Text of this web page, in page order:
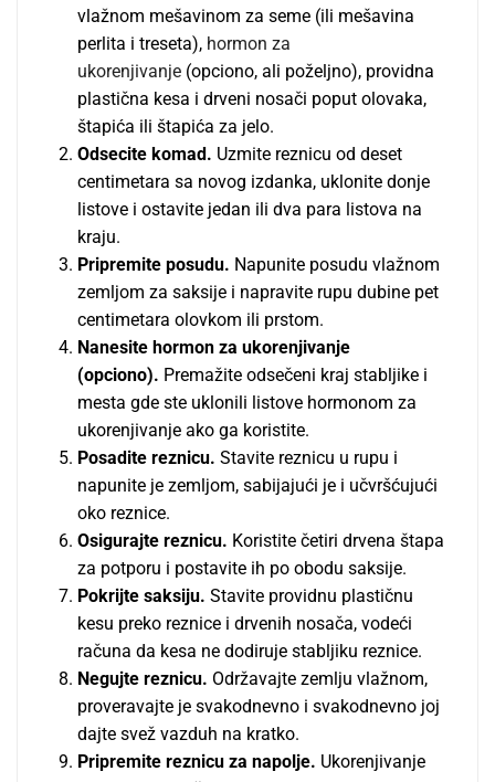
vlažnom mešavinom za seme (ili mešavina
perlita i treseta), hormon za
ukorenjivanje (opciono, ali poželjno), providna
plastična kesa i drveni nosači poput olovaka,
štapića ili štapića za jelo.
Odsecite komad. Uzmite reznicu od deset
centimetara sa novog izdanka, uklonite donje
listove i ostavite jedan ili dva para listova na
kraju.
Pripremite posudu. Napunite posudu vlažnom
zemljom za saksije i napravite rupu dubine pet
centimetara olovkom ili prstom.
Nanesite hormon za ukorenjivanje
(opciono). Premažite odsečeni kraj stabljike i
mesta gde ste uklonili listove hormonom za
ukorenjivanje ako ga koristite.
Posadite reznicu. Stavite reznicu u rupu i
napunite je zemljom, sabijajući je i učvršćujući
oko reznice.
Osigurajte reznicu. Koristite četiri drvena štapa
za potporu i postavite ih po obodu saksije.
Pokrijte saksiju. Stavite providnu plastičnu
kesu preko reznice i drvenih nosača, vodeći
računa da kesa ne dodiruje stabljiku reznice.
Negujte reznicu. Održavajte zemlju vlažnom,
proveravajte je svakodnevno i svakodnevno joj
dajte svež vazduh na kratko.
Pripremite reznicu za napolje. Ukorenjivanje